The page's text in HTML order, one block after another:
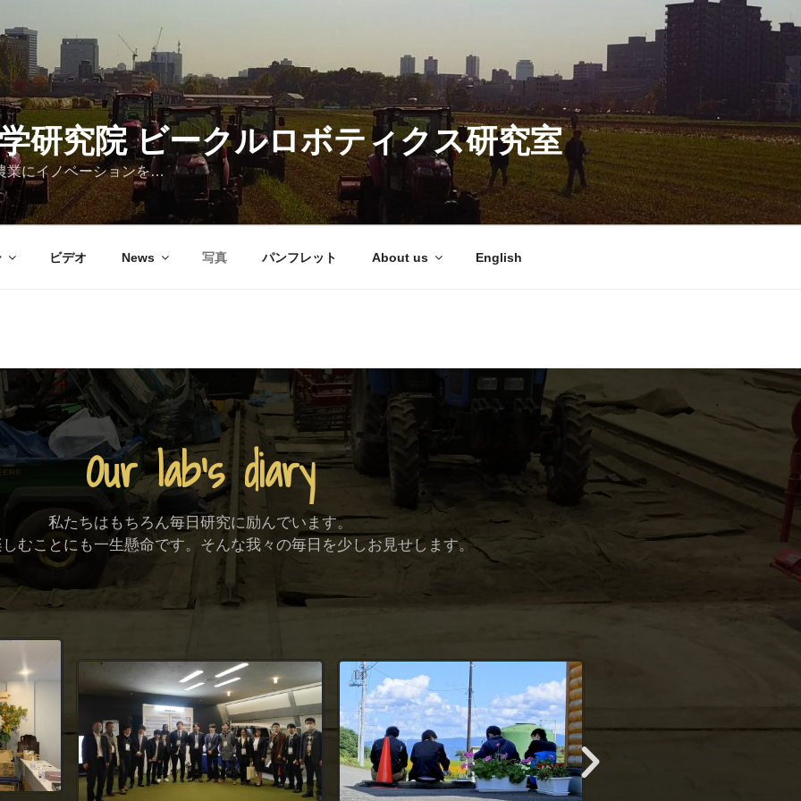
研究院 ビークルロボティクス研究室
業にイノベーションを…
ビデオ News 写真 パンフレット About us English
Our lab's diary
私たちはもちろん毎日研究に励んでいます。
むことにも一生懸命です。そんな我々の毎日を少しお見せします。